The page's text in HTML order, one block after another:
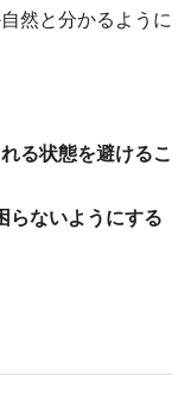
然と分かるように
る状態を避けるこ
らないようにする